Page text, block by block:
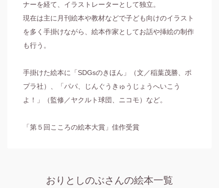
ナーを経て、イラストレーターとして独立。
現在は主に月刊絵本や教材などで子ども向けのイラスト
を多く手掛けながら、絵本作家としてお話や挿絵の制作
も行う。
手掛けた絵本に「SDGsのきほん」（文／稲葉茂勝、ポ
プラ社）、「パパ、じんぐうきゅうじょうへいこう
よ！」（監修／ヤクルト球団、ニコモ）など。
「第５回こころの絵本大賞」佳作受賞
おりとしのぶさんの絵本一覧